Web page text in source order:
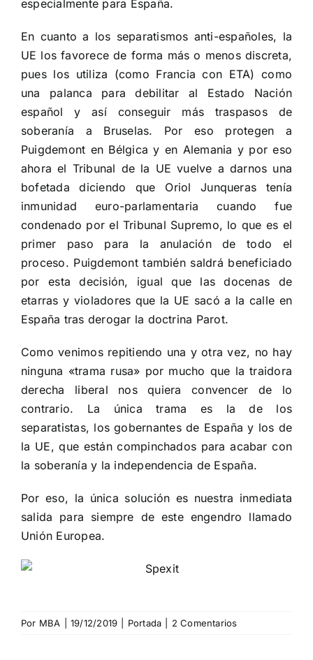
especialmente para España.
En cuanto a los separatismos anti-españoles, la
UE los favorece de forma más o menos discreta,
pues los utiliza (como Francia con ETA) como
una palanca para debilitar al Estado Nación
español y así conseguir más traspasos de
soberanía a Bruselas. Por eso protegen a
Puigdemont en Bélgica y en Alemania y por eso
ahora el Tribunal de la UE vuelve a darnos una
bofetada diciendo que Oriol Junqueras tenía
inmunidad euro-parlamentaria cuando fue
condenado por el Tribunal Supremo, lo que es el
primer paso para la anulación de todo el
proceso. Puigdemont también saldrá beneficiado
por esta decisión, igual que las docenas de
etarras y violadores que la UE sacó a la calle en
España tras derogar la doctrina Parot.
Como venimos repitiendo una y otra vez, no hay
ninguna «trama rusa» por mucho que la traidora
derecha liberal nos quiera convencer de lo
contrario. La única trama es la de los
separatistas, los gobernantes de España y los de
la UE, que están compinchados para acabar con
la soberanía y la independencia de España.
Por eso, la única solución es nuestra inmediata
salida para siempre de este engendro llamado
Unión Europea.
Por MBA 19/12/2019 Portada 2 Comentarios